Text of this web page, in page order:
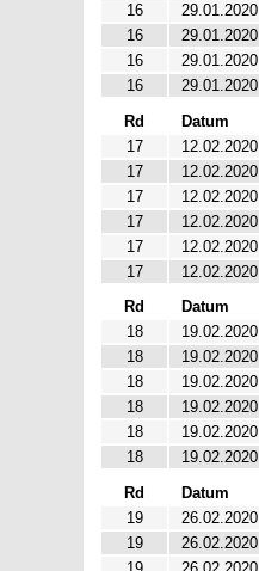
16
29.01.2020
16
29.01.2020
16
29.01.2020
16
29.01.2020
Rd
Datum
17
12.02.2020
17
12.02.2020
17
12.02.2020
17
12.02.2020
17
12.02.2020
17
12.02.2020
Rd
Datum
18
19.02.2020
18
19.02.2020
18
19.02.2020
18
19.02.2020
18
19.02.2020
18
19.02.2020
Rd
Datum
19
26.02.2020
19
26.02.2020